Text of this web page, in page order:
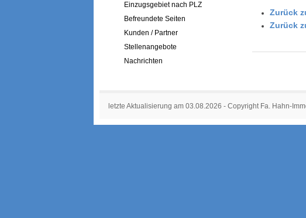
Einzugsgebiet nach PLZ
Befreundete Seiten
Kunden / Partner
Stellenangebote
Nachrichten
Zurück
Zurück
letzte Aktualisierung am 03.08.2026 - Copyright Fa. Hahn-